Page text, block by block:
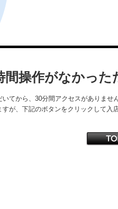
間操作がなかった
いてから、30分間アクセスがありませ
すが、下記のボタンをクリックして入